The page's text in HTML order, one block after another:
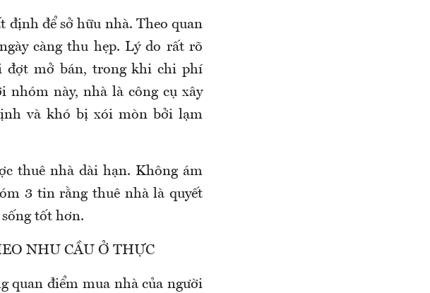
để sở hữu nhà. Theo quan
càng thu hẹp. Lý do rất rõ
đợt mở bán, trong khi chi phí
nhóm này, nhà là công cụ xây
và khó bị xói mòn bởi lạm
thuê nhà dài hạn. Không ám
3 tin rằng thuê nhà là quyết
tốt hơn.
NHU CẦU Ở THỰC
quan điểm mua nhà của người